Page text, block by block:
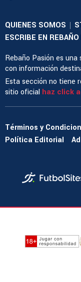
QUIENES SOMOS |
ESCRIBE EN
Rebaño Pasión es
con información
Esta sección no tiene
sitio oficial haz click
Términos y
Política Editorial